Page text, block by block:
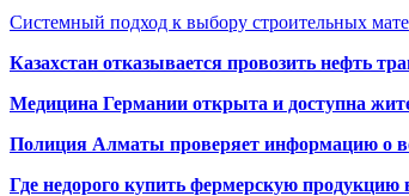
Системный подход к выбору строительных
Казахстан отказывается провозить нефть
Медицина Германии открыта и доступна
Полиция Алматы проверяет информацию о
Где недорого купить фермерскую